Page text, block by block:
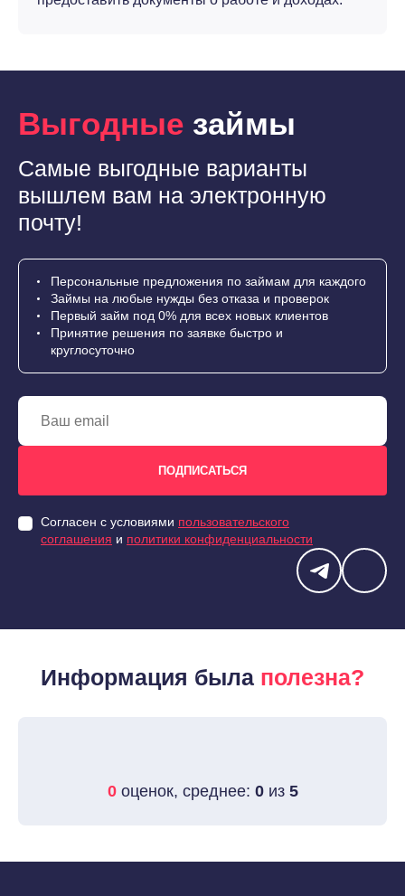
Выгодные займы
Самые выгодные варианты
вышлем вам на электронную
почту!
Персональные предложения по займам для каждого
Займы на любые нужды без отказа и проверок
Первый займ под 0% для всех новых клиентов
Принятие решения по заявке быстро и
круглосуточно
Согласен с условиями пользовательского
соглашения и политики конфиденциальности
Информация была полезна?
0оценок, среднее: 0из 5